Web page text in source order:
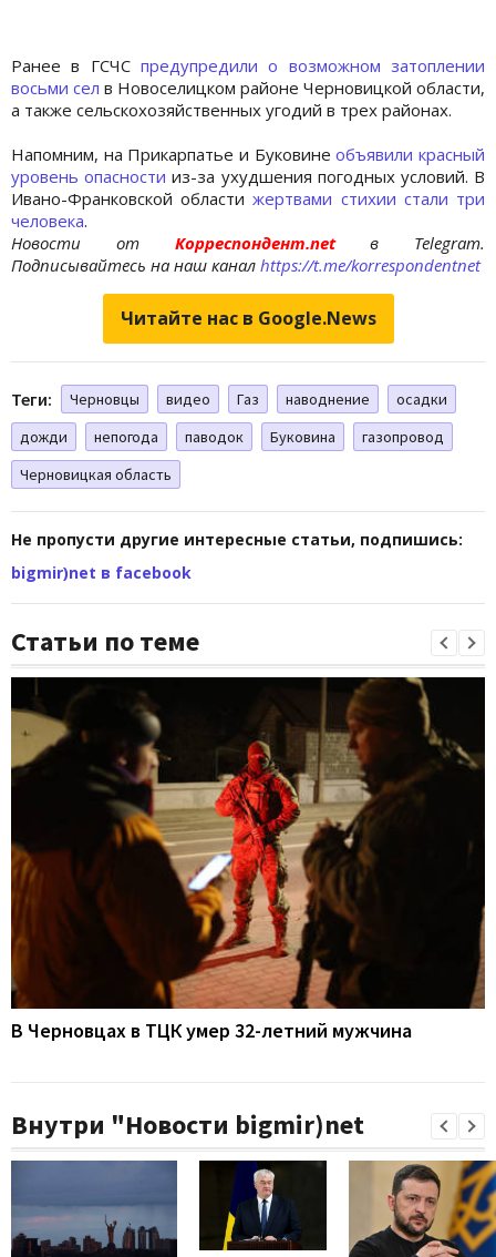
Ранее в ГСЧС предупредили о возможном затоплении
восьми сел в Новоселицком районе Черновицкой области,
а также сельскохозяйственных угодий в трех районах.
Напомним, на Прикарпатье и Буковинеобъявили красный
уровень опасности из-за ухудшения погодных условий. В
Ивано-Франковской областижертвами стихии стали три
человека.
Новости отКорреспондент.netв Telegram.
Подписывайтесь на наш канал https://t.me/korrespondentnet
Читайте нас в Google.News
Теги: Черновцы видео Газ наводнение
осадки
дожди
непогода паводок Буковина
газопровод
Черновицкая область
Не пропусти другие интересные статьи, подпишись:
bigmir)net в facebook
Статьи по теме
В Черновцах в ТЦК умер 32-летний мужчина
Внутри "Новости bigmir)net